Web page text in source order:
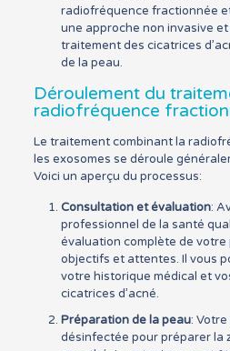
radiofréquence fractionnée
une approche non invasive
traitement des cicatrices
de la peau.
Déroulement du
radiofréquence
Le traitement combinant la
les exosomes se déroule
Voici un aperçu du processus:
Consultation et évaluation:
professionnel de la santé
évaluation complète de
objectifs et attentes. Il vous
votre historique médical et
cicatrices d’acné.
Préparation de la peau:
désinfectée pour préparer la